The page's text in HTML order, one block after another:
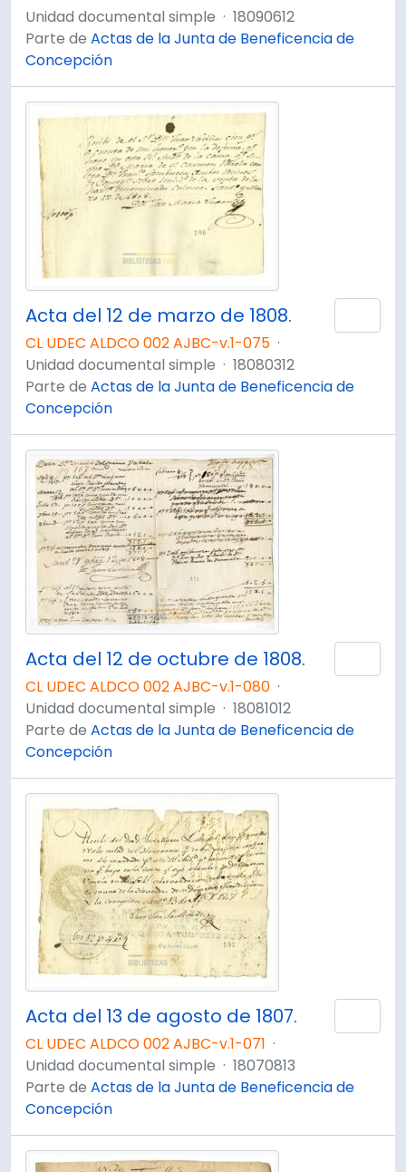
Unidad documental simple · 18090612
Parte de Actas de la Junta de Beneficencia de
Concepción
Acta del 12 de marzo de 1808.
CL UDEC ALDCO 002 AJBC-v.1-075 ·
Unidad documental simple · 18080312
Parte de Actas de la Junta de Beneficencia de
Concepción
Acta del 12 de octubre de 1808.
CL UDEC ALDCO 002 AJBC-v.1-080 ·
Unidad documental simple · 18081012
Parte de Actas de la Junta de Beneficencia de
Concepción
Acta del 13 de agosto de 1807.
CL UDEC ALDCO 002 AJBC-v.1-071 ·
Unidad documental simple · 18070813
Parte de Actas de la Junta de Beneficencia de
Concepción